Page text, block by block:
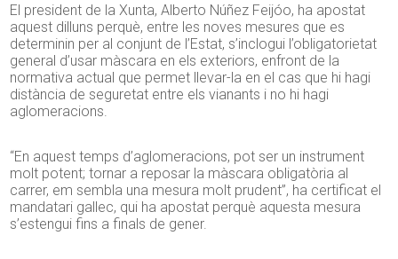
El president de la Xunta, Alberto Núñez Feijóo, ha apostat
aquest dilluns perquè, entre les noves mesures que es
determinin per al conjunt de l’Estat, s’inclogui l’obligatorietat
general d’usar màscara en els exteriors, enfront de la
normativa actual que permet llevar-la en el cas que hi hagi
distància de seguretat entre els vianants i no hi hagi
aglomeracions.
“En aquest temps d’aglomeracions, pot ser un instrument
molt potent; tornar a reposar la màscara obligatòria al
carrer, em sembla una mesura molt prudent”, ha certificat el
mandatari gallec, qui ha apostat perquè aquesta mesura
s’estengui fins a finals de gener.